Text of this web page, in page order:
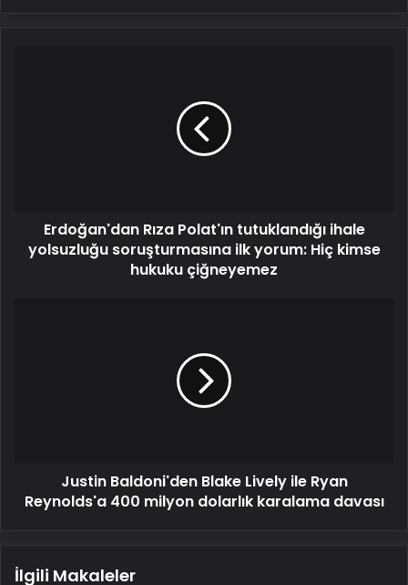
kimse
Erdoğan'dan Rıza Polat'ın tutuklandığı ihale
yolsuzluğu soruşturmasına ilk yorum: Hiç kimse
hukuku çiğneyemez
karalama
Justin Baldoni'den Blake Lively ile Ryan
Reynolds'a 400 milyon dolarlık karalama davası
İlgili Makaleler